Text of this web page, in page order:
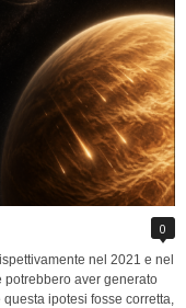
0
nel 2021 e nel
aver generato
ipotesi fosse corretta,